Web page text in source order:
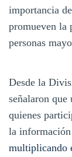
importancia
promueven la
personas
Desde la
señalaron que
quienes
la información
multiplicando